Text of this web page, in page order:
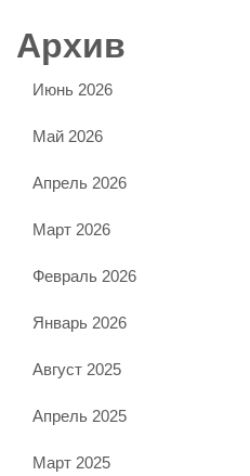
Архив
Июнь 2026
Май 2026
Апрель 2026
Март 2026
Февраль 2026
Январь 2026
Август 2025
Апрель 2025
Март 2025